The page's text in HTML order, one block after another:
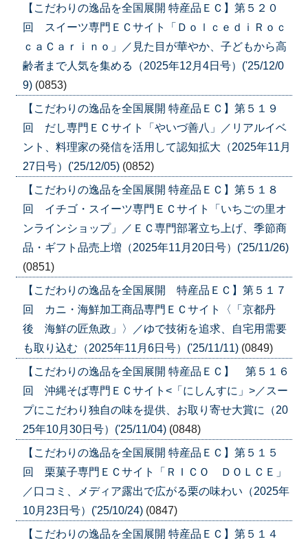
【こだわりの逸品を全国展開 特産品ＥＣ】第５２０
回 スイーツ専門ＥＣサイト「ＤｏｌｃｅｄｉＲｏｃ
ｃａＣａｒｉｎｏ」／見た目が華やか、子どもから高
齢者まで人気を集める（2025年12月4日号）('25/12/0
9) (0853)
【こだわりの逸品を全国展開 特産品ＥＣ】第５１９
回 だし専門ＥＣサイト「やいづ善八」／リアルイベ
ント、料理家の発信を活用して認知拡大（2025年11月
27日号）('25/12/05) (0852)
【こだわりの逸品を全国展開 特産品ＥＣ】第５１８
回 イチゴ・スイーツ専門ＥＣサイト「いちごの里オ
ンラインショップ」／ＥＣ専門部署立ち上げ、季節商
品・ギフト品売上増（2025年11月20日号）('25/11/26)
(0851)
【こだわりの逸品を全国展開 特産品ＥＣ】第５１７
回 カニ・海鮮加工商品専門ＥＣサイト〈「京都丹
後 海鮮の匠魚政」〉／ゆで技術を追求、自宅用需要
も取り込む（2025年11月6日号）('25/11/11) (0849)
【こだわりの逸品を全国展開 特産品ＥＣ】 第５１６
回 沖縄そば専門ＥＣサイト<「にしんすに」>／スー
プにこだわり独自の味を提供、お取り寄せ大賞に（20
25年10月30日号）('25/11/04) (0848)
【こだわりの逸品を全国展開 特産品ＥＣ】第５１５
回 栗菓子専門ＥＣサイト「ＲＩＣＯ ＤＯＬＣＥ」
／口コミ、メディア露出で広がる栗の味わい（2025年
10月23日号）('25/10/24) (0847)
【こだわりの逸品を全国展開 特産品ＥＣ】第５１４